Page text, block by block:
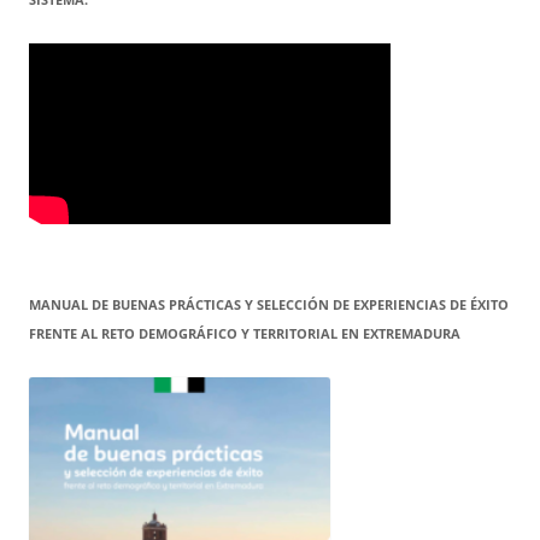
MANUAL DE BUENAS PRÁCTICAS Y SELECCIÓN DE EXPERIENCIAS DE ÉXITO
FRENTE AL RETO DEMOGRÁFICO Y TERRITORIAL EN EXTREMADURA